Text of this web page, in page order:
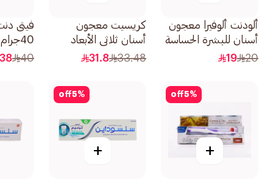
ألودنت ألوفيرا معجون
أسنان للبشرة الحساسة
50مل
20
19
كريسيت معجون
أسنان ثلاثي الأبعاد
وايت ديلاكس انتعاش
33.48
31.8
فيتى
40جرام
40
38
5%
off
+
5%
off
+